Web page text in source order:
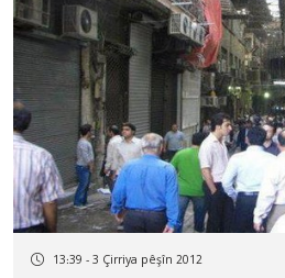
13:39 - 3 Çirriya pêşîn 2012